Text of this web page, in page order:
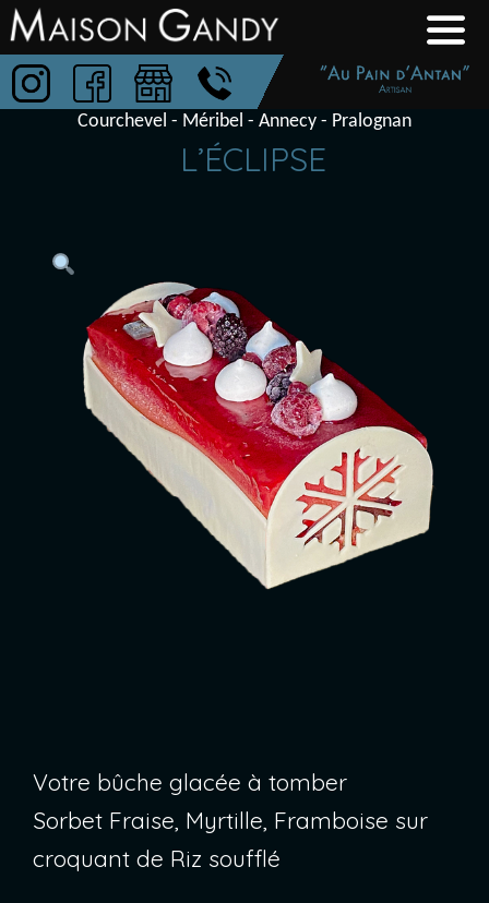
Aller
au
contenu
Boulangerie-
Patisserie
Maison
Courchevel - Méribel - Annecy - Pralognan
L’ÉCLIPSE
Votre bûche glacée à tomber
Sorbet Fraise, Myrtille, Framboise sur
croquant de Riz soufflé